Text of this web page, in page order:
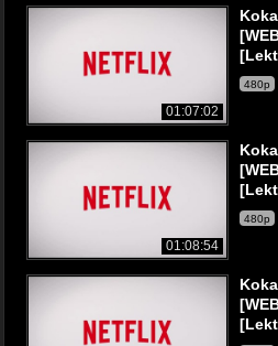
01:07:02
480p
01:08:54
480p